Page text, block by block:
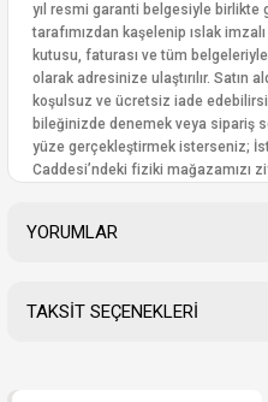
yıl resmi garanti belgesiyle birlikte
tarafımızdan kaşelenip ıslak
kutusu, faturası ve tüm
olarak adresinize ulaştırılır. Satın
koşulsuz ve ücretsiz iade
bileğinizde denemek veya sipariş
yüze gerçekleştirmek isterseniz;
Caddesi’ndeki fiziki mağazamızı
YORUMLAR
TAKSİT SEÇENEKLERİ